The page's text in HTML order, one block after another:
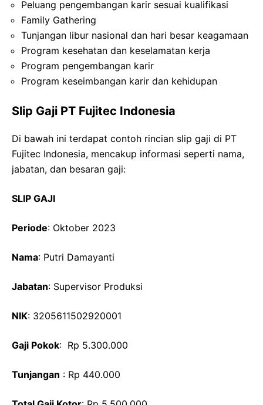
Peluang pengembangan karir sesuai kualifikasi
Family Gathering
Tunjangan libur nasional dan hari besar keagamaan
Program kesehatan dan keselamatan kerja
Program pengembangan karir
Program keseimbangan karir dan kehidupan
Slip Gaji PT Fujitec Indonesia
Di bawah ini terdapat contoh rincian slip gaji di PT
Fujitec Indonesia, mencakup informasi seperti nama,
jabatan, dan besaran gaji:
SLIP GAJI
Periode: Oktober 2023
Nama: Putri Damayanti
Jabatan: Supervisor Produksi
NIK: 3205611502920001
Gaji Pokok: Rp 5.300.000
Tunjangan : Rp 440.000